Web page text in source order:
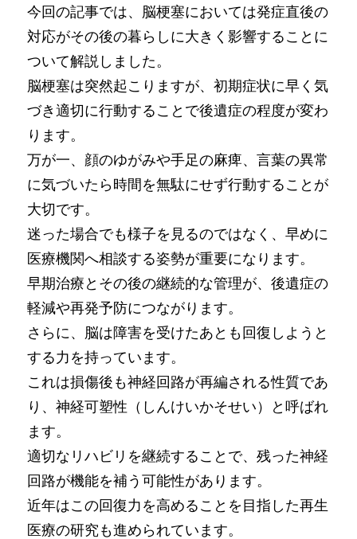
今回の記事では、脳梗塞においては発症直後の
対応がその後の暮らしに大きく影響することに
ついて解説しました。
脳梗塞は突然起こりますが、初期症状に早く気
づき適切に行動することで後遺症の程度が変わ
ります。
万が一、顔のゆがみや手足の麻痺、言葉の異常
に気づいたら時間を無駄にせず行動することが
大切です。
迷った場合でも様子を見るのではなく、早めに
医療機関へ相談する姿勢が重要になります。
早期治療とその後の継続的な管理が、後遺症の
軽減や再発予防につながります。
さらに、脳は障害を受けたあとも回復しようと
する力を持っています。
これは損傷後も神経回路が再編される性質であ
り、神経可塑性（しんけいかそせい）と呼ばれ
ます。
適切なリハビリを継続することで、残った神経
回路が機能を補う可能性があります。
近年はこの回復力を高めることを目指した再生
医療の研究も進められています。